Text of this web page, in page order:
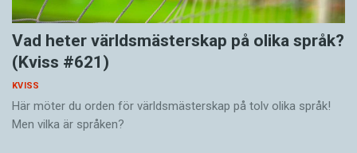
Vad heter världsmästerskap på olika språk?
(Kviss #621)
KVISS
Här möter du orden för världsmästerskap på tolv olika språk!
Men vilka är språken?